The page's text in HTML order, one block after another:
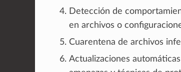
Detección de
en archivos o
Cuarentena de archivos
Actualizaciones